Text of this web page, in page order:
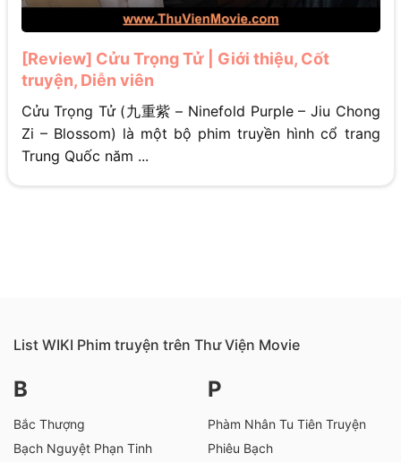
[Review] Cửu Trọng Tử | Giới thiệu, Cốt
truyện, Diễn viên
Cửu Trọng Tử (九重紫 – Ninefold Purple – Jiu Chong
Zi – Blossom) là một bộ phim truyền hình cổ trang
Trung Quốc năm ...
List WIKI Phim truyện trên Thư Viện Movie
B
Bắc Thượng
Bạch Nguyệt Phạn Tinh
P
Phàm Nhân Tu Tiên Truyện
Phiêu Bạch